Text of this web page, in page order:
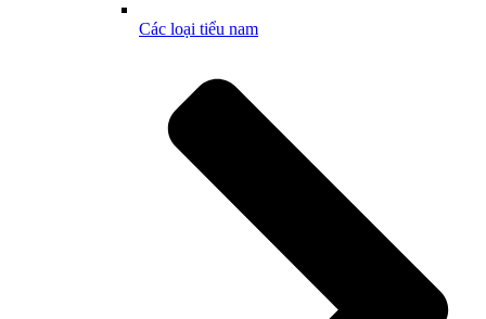
Các loại tiểu nam